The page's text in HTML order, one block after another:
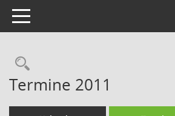
Toggle navigation
Rechercheauswahl
Termine 2011